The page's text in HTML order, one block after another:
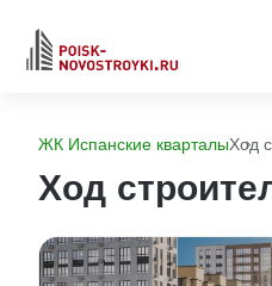
ЖК Испанские кварталыХод
Ход